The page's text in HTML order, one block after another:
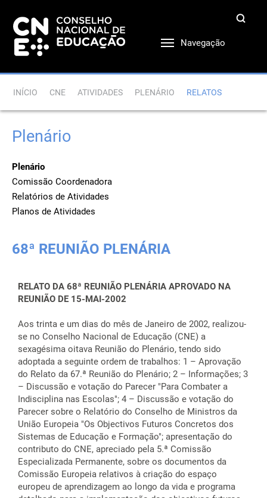
Navegação
INÍCIO CNE ATIVIDADES PLENÁRIO RELATOS
Plenário
Plenário
Comissão Coordenadora
Relatórios de Atividades
Planos de Atividades
68ª REUNIÃO PLENÁRIA
RELATO DA 68ª REUNIÃO PLENÁRIA APROVADO NA
REUNIÃO DE 15-MAI-2002
Aos trinta e um dias do mês de Janeiro de 2002, realizou-
se no Conselho Nacional de Educação (CNE) a
sexagésima oitava Reunião do Plenário, tendo sido
adoptada a seguinte ordem de trabalhos: 1 – Aprovação
do Relato da 67.ª Reunião do Plenário; 2 – Informações; 3
– Discussão e votação do Parecer "Para Combater a
Indisciplina nas Escolas"; 4 – Discussão e votação do
Parecer sobre o Relatório do Conselho de Ministros da
União Europeia "Os Objectivos Futuros Concretos dos
Sistemas de Educação e Formação"; apresentação do
contributo do CNE, apreciado pela 5.ª Comissão
Especializada Permanente, sobre os documentos da
Comissão Europeia relativos à criação do espaço
europeu de aprendizagem ao longo da vida e programa